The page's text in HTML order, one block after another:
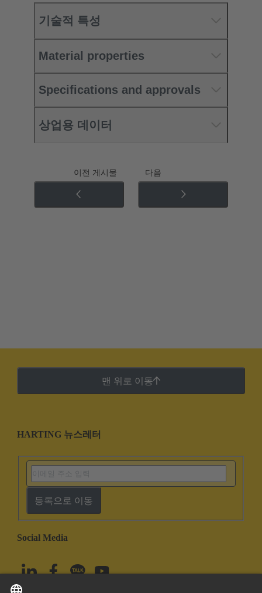
기술적 특성
Material properties
Specifications and approvals
상업용 데이터
이전 게시물 다음
맨 위로 이동
HARTING 뉴스레터
등록으로 이동
Social Media